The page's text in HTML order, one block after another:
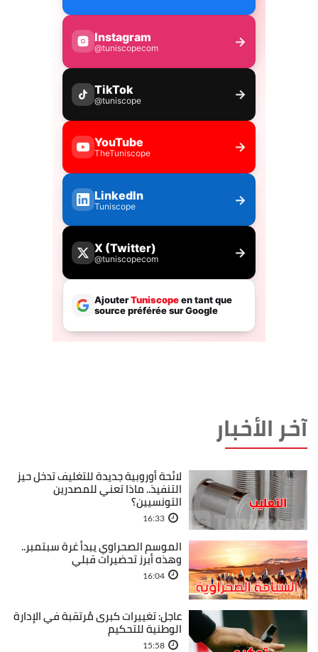
آخر الأخبار
لائحة أوروبية جديدة للتغليف تدخل حيز
التنفيذ.. ماذا تعني للمصدرين
التونسيين؟
16:33
الموسم الصحراوي يبدأ غرة سبتمبر..
وهذه أبرز تحضيرات قبلي
16:04
عاجل: تغييرات كبرى مُرتقبة في الإدارة
الوطنية للتحكيم
15:58